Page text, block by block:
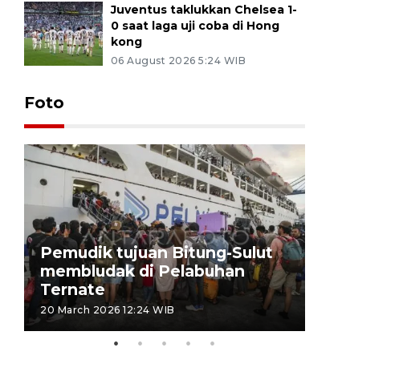
Juventus taklukkan Chelsea 1-
0 saat laga uji coba di Hong
kong
06 August 2026 5:24 WIB
Foto
Pemudik tujuan Bitung-Sulut
membludak di Pelabuhan
Ternate
20 March 2026 12:24 WIB